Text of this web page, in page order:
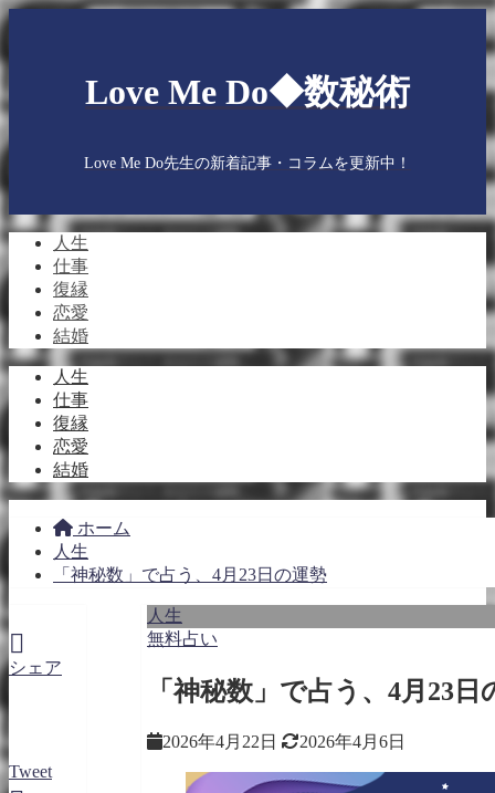
Love Me Do◆数秘術
Love Me Do先生の新着記事・コラムを更新中！
人生
仕事
復縁
恋愛
結婚
人生
仕事
復縁
恋愛
結婚
ホーム
人生
「神秘数」で占う、4月23日の運勢
シェア
Tweet
人生
無料占い
「神秘数」で占う、4月23日
2026年4月22日 2026年4月6日